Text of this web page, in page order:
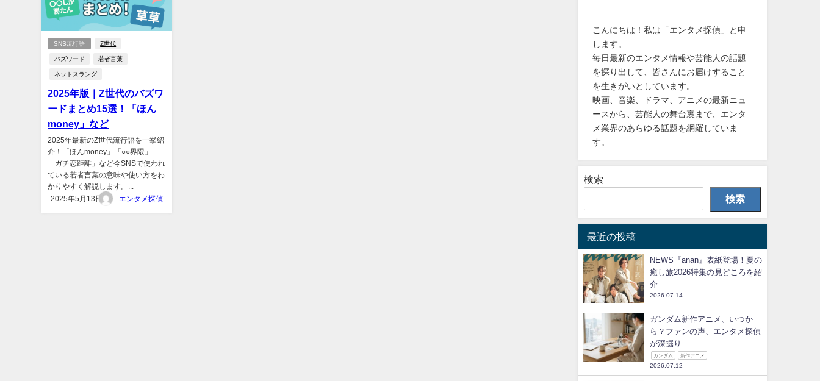
SNS流行語 Z世代
バズワード 若者言葉
ネットスラング
2025年版｜Z世代のバズワ
ードまとめ15選！「ほん
money」など
2025年最新のZ世代流行語を一挙紹
介！「ほんmoney」「○○界隈」
「ガチ恋距離」など今SNSで使われ
ている若者言葉の意味や使い方をわ
かりやすく解説します。...
2025年5月13日
エンタメ探偵
こんにちは！私は「エンタメ探偵」と申
します。
毎日最新のエンタメ情報や芸能人の話題
を探り出して、皆さんにお届けすること
を生きがいとしています。
映画、音楽、ドラマ、アニメの最新ニュ
ースから、芸能人の舞台裏まで、エンタ
メ業界のあらゆる話題を網羅していま
す。
検索
検索
最近の投稿
NEWS『anan』表紙登場！夏の
癒し旅2026特集の見どころを紹
介
2026.07.14
ガンダム新作アニメ、いつか
ら？ファンの声、エンタメ探偵
が深掘り
ガンダム 新作アニメ
2026.07.12